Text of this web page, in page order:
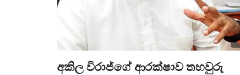
අකිල විරාජ්ගේ ආරක්ෂාව තහවුරු